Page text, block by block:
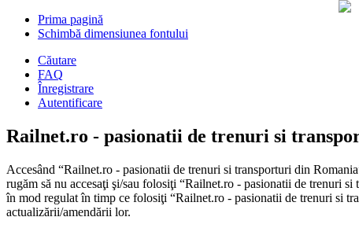
Prima pagină
Schimbă dimensiunea fontului
Căutare
FAQ
Înregistrare
Autentificare
Railnet.ro - pasionatii de trenuri si
Accesând “Railnet.ro - pasionatii de trenuri si transporturi din
rugăm să nu accesaţi şi/sau folosiţi “Railnet.ro - pasionatii de trenuri
în mod regulat în timp ce folosiţi “Railnet.ro - pasionatii de trenuri si
actualizării/amendării lor.